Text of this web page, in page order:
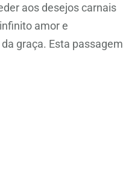
aos desejos carnais
amor e
graça. Esta passagem